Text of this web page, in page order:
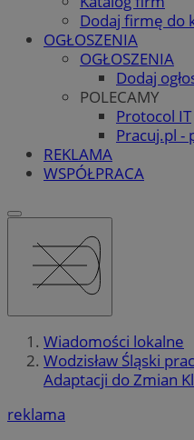
Dodaj firmę do
OGŁOSZENIA
OGŁOSZENIA
Dodaj
POLECAMY
Protocol IT
Pracuj.pl -
REKLAMA
WSPÓŁPRACA
Wiadomości lokalne
Wodzisław Śląski
Adaptacji do Zmian
reklama